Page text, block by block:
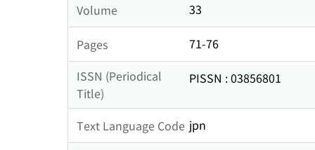
Volume 33
Pages
71-76
ISSN (Periodical
Title)
PISSN : 03856801
Text Language Code jpn